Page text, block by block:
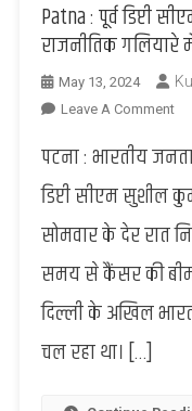
Patna : पूर्व डिप्टी
राजनीतिक गलियारे
May 13, 2024
Leave A CommentOn
:
का
पटना : भारतीय जनता
डिप्टी सीएम सुशील
सोमवार के देर रात
समय से कैंसर की
दिल्ली के अखिल
चल रहा था। […]